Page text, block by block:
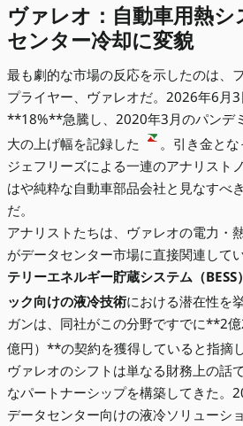
ヴァレオ：自動車用熱
センター冷却に変貌
最も劇的な市場の反応を示したのは、
プライヤー、ヴァレオだ。2026年6月
**18%**急騰し、2020年3月のパンデ
大の上げ幅を記録した
。引き金とな
ジェフリーズによる一連のアナリスト
はや純粋な自動車部品会社と見なすべ
だ。
アナリストたちは、ヴァレオの電力・
がデータセンター市場に直接関連して
テリーエネルギー貯蔵システム（BESS）
ック向けの液冷技術における潜在性を
ガンは、同社がこの分野ですでに**2
億円）**の契約を獲得していると指摘
ヴァレオのシフトは単なる財務上の話
なパートナーシップを構築してきた。
データセンター向けの液冷ソリューシ